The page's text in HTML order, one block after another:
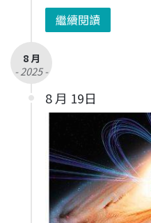
繼續閱讀
8 月
- 2025 -
8 月 19日